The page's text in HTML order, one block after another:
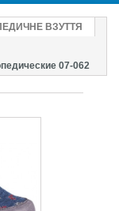
ВЗУТТЯ
07-062